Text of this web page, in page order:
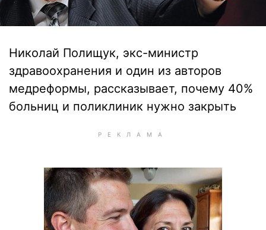
Николай Полищук, экс-министр
здравоохранения и один из авторов
медреформы, рассказывает, почему 40%
больниц и поликлиник нужно закрыть